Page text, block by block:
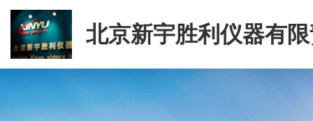
北京新宇胜利仪器有
司